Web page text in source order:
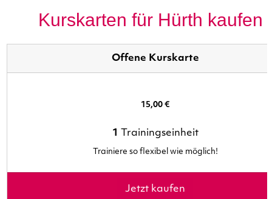
Kurskarten für Hürth kaufen
Offene Kurskarte
15,00 €
1 Trainingseinheit
Trainiere so flexibel wie möglich!
Jetzt kaufen